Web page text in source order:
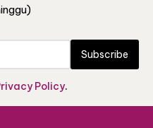
Subscribe
Policy.